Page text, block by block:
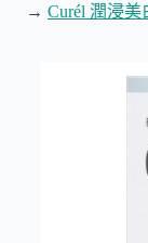
→ Curél 潤浸